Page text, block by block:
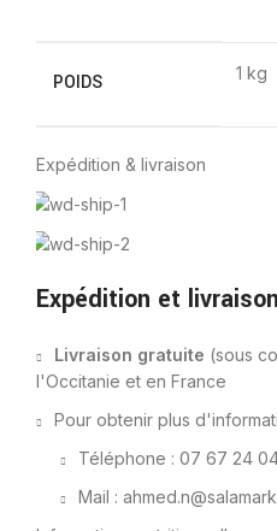
POIDS 1 kg
Expédition & livraison
Expédition et livraison
Livraison gratuite (sous
l'Occitanie et en France
Pour obtenir plus
Téléphone : 07 67 24
Mail :